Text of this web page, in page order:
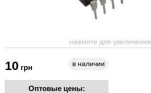
нажмите для увеличения
10 грн в наличии
Оптовые цены: